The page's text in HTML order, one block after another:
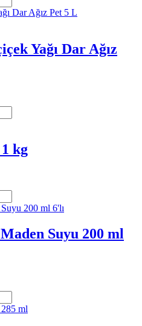
Yağı Dar Ağız
kg
Suyu 200 ml